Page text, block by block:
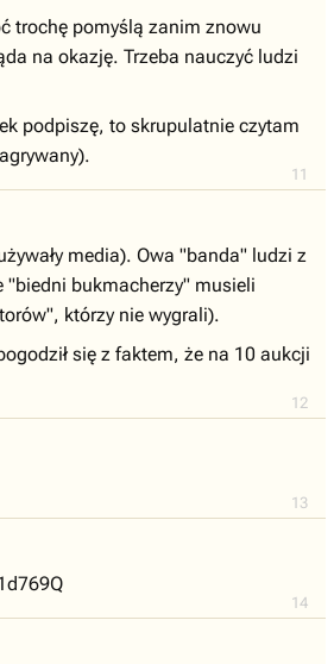
11
trochę pomyślą zanim znowu
na okazję. Trzeba nauczyć ludzi
podpiszę, to skrupulatnie czytam
12
media). Owa "banda" ludzi z
"biedni bukmacherzy" musieli
którzy nie wygrali).
się z faktem, że na 10 aukcji
13
14